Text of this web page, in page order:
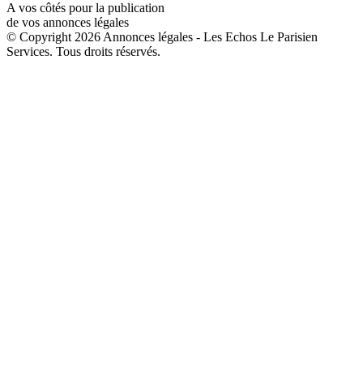
A vos côtés pour la publication
de vos annonces légales
© Copyright 2026 Annonces légales - Les Echos Le Parisien
Services. Tous droits réservés.